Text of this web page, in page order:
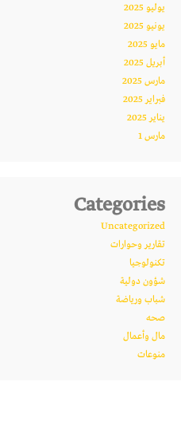
يوليو 2025
يونيو 2025
مايو 2025
أبريل 2025
مارس 2025
فبراير 2025
يناير 2025
مارس 1
Categories
Uncategorized
تقارير وحوارات
تكنولوجيا
شؤون دولية
شباب ورياضة
صحه
مال وأعمال
منوعات